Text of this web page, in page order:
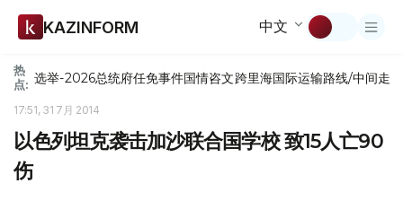
KAZINFORM 中文
热
点: 选举-2026总统府任免事件国情咨文跨里海国际运输路线/中间走廊
17:51, 31 7月 2014
以色列坦克袭击加沙联合国学校 致15人亡90
伤